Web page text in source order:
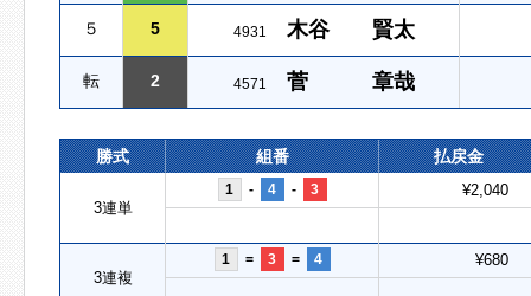
５ 5 4931 木谷 賢太
転 2 4571 菅 章哉
勝式 組番 払戻金
3連単
1 - 4 - 3 ¥2,040
3連複
1 = 3 = 4 ¥680